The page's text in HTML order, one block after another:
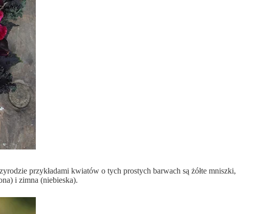
przykładami kwiatów o tych prostych barwach są żółte mniszki,
i zimna (niebieska).